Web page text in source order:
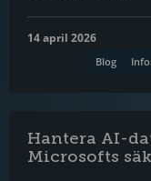
14 april 2026
Blog
Hantera AI-
Microsofts